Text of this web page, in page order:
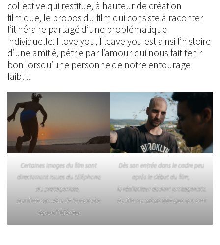
collective qui restitue, à hauteur de création
filmique, le propos du film qui consiste à raconter
l’itinéraire partagé d’une problématique
individuelle. I love you, I leave you est ainsi l’histoire
d’une amitié, pétrie par l’amour qui nous fait tenir
bon lorsqu’une personne de notre entourage
faiblit.
Certaines images du film sont
directement issues du téléphone
du protagoniste,
qui filme son vécu de la maladie
depuis l’intérieur
Dès son entrée dans le cadre peu
après le début du film,
le réalisateur devient protagoniste
du film au même titre que son ami